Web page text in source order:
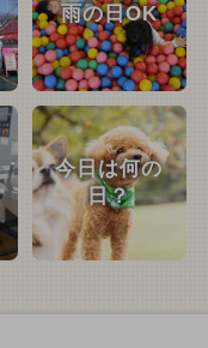
雨の日OK
今日は何の
日？